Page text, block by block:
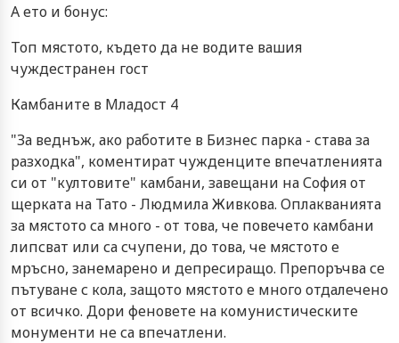
А ето и бонус:
Топ мястото, където да не водите вашия
чуждестранен гост
Камбаните в Младост 4
"За веднъж, ако работите в Бизнес парка - става за
разходка", коментират чужденците впечатленията
си от "култовите" камбани, завещани на София от
щерката на Тато - Людмила Живкова. Оплакванията
за мястото са много - от това, че повечето камбани
липсват или са счупени, до това, че мястото е
мръсно, занемарено и депресиращо. Препоръчва се
пътуване с кола, защото мястото е много отдалечено
от всичко. Дори феновете на комунистическите
монументи не са впечатлени.